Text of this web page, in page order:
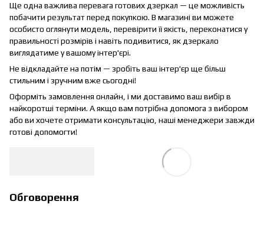
Ще одна важлива перевага готових дзеркал — це можливість
побачити результат перед покупкою. В магазині ви можете
особисто оглянути модель, перевірити її якість, переконатися у
правильності розмірів і навіть подивитися, як дзеркало
виглядатиме у вашому інтер'єрі.
Не відкладайте на потім — зробіть ваш інтер'єр ще більш
стильним і зручним вже сьогодні!
Оформіть замовлення онлайн, і ми доставимо ваш вибір в
найкоротші терміни. А якщо вам потрібна допомога з вибором
або ви хочете отримати консультацію, наші менеджери завжди
готові допомогти!
Обговорення